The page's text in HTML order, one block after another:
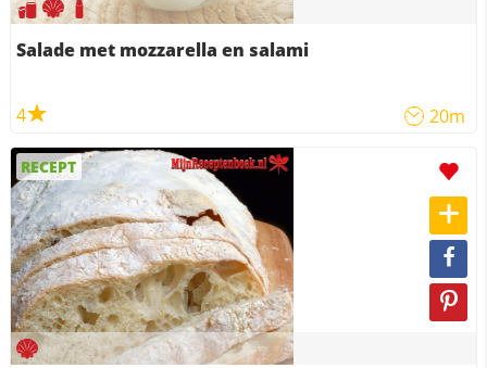
Salade met mozzarella en salami
4 20m
RECEPT